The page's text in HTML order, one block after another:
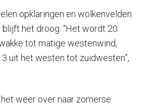
opklaringen en wolkenvelden
blijft het droog. “Het wordt 20
tot matige westenwind,
uit het westen tot zuidwesten”,
weer over naar zomerse